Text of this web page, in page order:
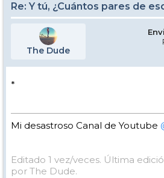
Re: Y tú, ¿Cuántos pares de
The Dude
*
Mi desastroso Canal de Youtube
Editado 1 vez/veces. Última
por The Dude.